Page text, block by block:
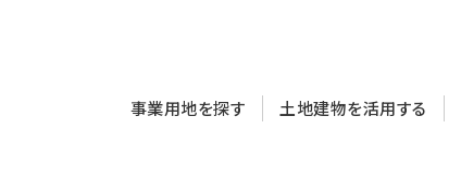
事業用地を探す 土地建物を活用する